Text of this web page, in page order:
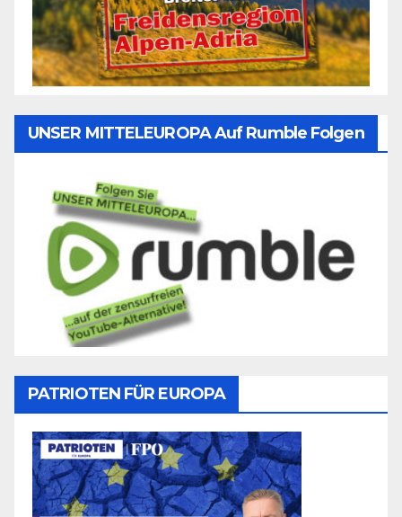
UNSER MITTELEUROPA Auf Rumble Folgen
PATRIOTEN FÜR EUROPA